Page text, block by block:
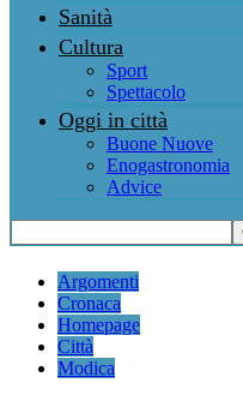
Sanità
Cultura
Sport
Spettacolo
Oggi in città
Buone Nuove
Enogastronomia
Advice
Argomenti
Cronaca
Homepage
Città
Modica